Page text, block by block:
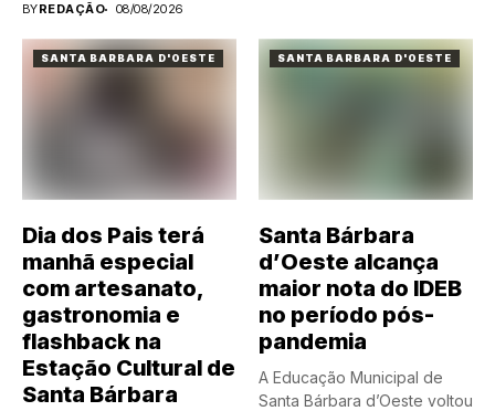
BYREDAÇÃO 08/08/2026
SANTA BARBARA D'OESTE
Dia dos Pais terá
manhã especial
com artesanato,
gastronomia e
flashback na
Estação Cultural de
Santa Bárbara
SANTA BARBARA D'OESTE
Santa Bárbara
d’Oeste alcança
maior nota do IDEB
no período pós-
pandemia
A Educação Municipal de
Santa Bárbara d’Oeste voltou